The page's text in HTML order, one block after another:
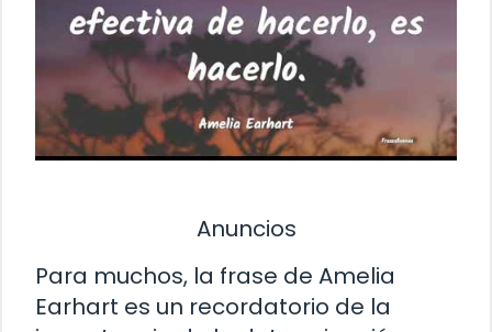
Anuncios
Para muchos, la frase de Amelia
Earhart es un recordatorio de la